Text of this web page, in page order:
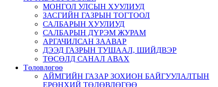
МОНГОЛ УЛСЫН ХУУЛИУД
ЗАСГИЙН ГАЗРЫН ТОГТООЛ
САЛБАРЫН ХУУЛИУД
САЛБАРЫН ДҮРЭМ ЖУРАМ
АРГАЧИЛСАН ЗААВАР
ДЭЭД ГАЗРЫН ТУШААЛ, ШИЙДВЭР
ТӨСӨЛД САНАЛ АВАХ
Төлөвлөгөө
АЙМГИЙН ГАЗАР ЗОХИОН БАЙГУУЛАЛТЫН
ЕРӨНХИЙ ТӨЛӨВЛӨГӨӨ